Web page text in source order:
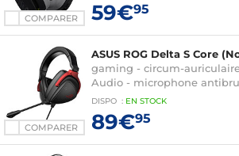
COMPARER 59€95
COMPARER
ASUS ROG Delta S Core
gaming - circum-
Audio - microphone
TeamSpeak - PC//PS5/Switch
DISPO : EN STOCK
89€95